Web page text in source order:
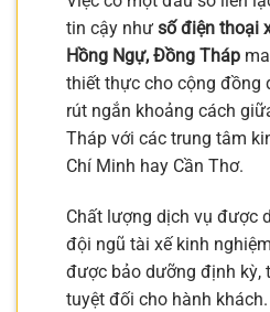
tin cậy như số điện thoại
Hồng Ngự, Đồng Tháp
thiết thực cho cộng đồng
rút ngắn khoảng cách
Tháp với các trung tâm
Chí Minh hay Cần Thơ.
Chất lượng dịch vụ được
đội ngũ tài xế kinh
được bảo dưỡng định kỳ,
tuyệt đối cho hành